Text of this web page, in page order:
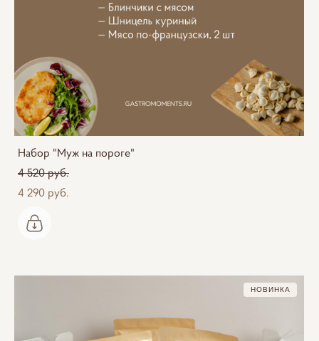
Набор "Муж на пороге"
4 520 pуб.
4 290 pуб.
НОВИНКА